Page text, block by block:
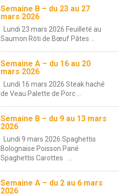
Semaine B – du 23 au 27
mars 2026
Lundi 23 mars 2026 Feuilleté au
Saumon Rôti de Bœuf Pâtes ...
Semaine A – du 16 au 20
mars 2026
Lundi 16 mars 2026 Steak haché
de Veau Palette de Porc ...
Semaine B – du 9 au 13 mars
2026
Lundi 9 mars 2026 Spaghettis
Bolognaise Poisson Pané
Spaghettis Carottes ...
Semaine A – du 2 au 6 mars
2026